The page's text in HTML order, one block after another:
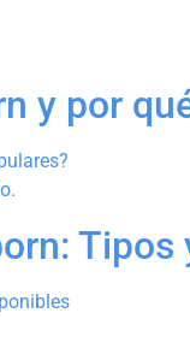
y por